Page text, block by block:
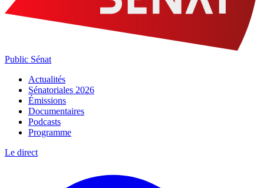
Public Sénat
Actualités
Sénatoriales 2026
Émissions
Documentaires
Podcasts
Programme
Le direct